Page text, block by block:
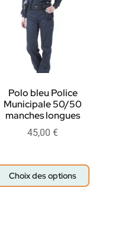
Polo bleu Police
Municipale 50/50
manches longues
45,00 €
Choix des options